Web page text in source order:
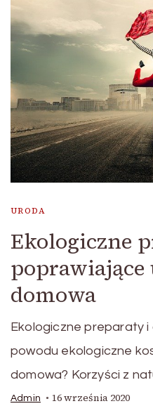
URODA
Ekologiczne
domowa
Ekologiczne preparaty
powodu ekologiczne
domowa? Korzyści z
Admin 16 września 2020